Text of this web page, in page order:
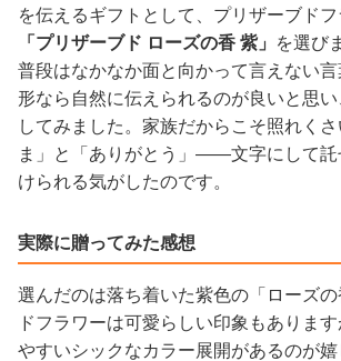
を伝えるギフトとして、プリザーブド
「プリザーブド ローズの香 紫」
を選び
普段はなかなか面と向かって言えない言
形なら自然に伝えられるのが良いと思
してみました。家族だからこそ照れく
ま」と「ありがとう」——文字にして託
けられる気がしたのです。
実際に贈ってみた感想
選んだのは落ち着いた紫色の「ローズ
ドフラワーは可愛らしい印象もありま
やすいシックなカラー展開があるのが